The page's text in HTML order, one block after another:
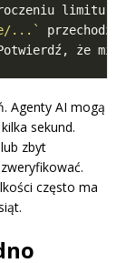
...`
Agenty AI mogą
sekund.
zbyt
często ma